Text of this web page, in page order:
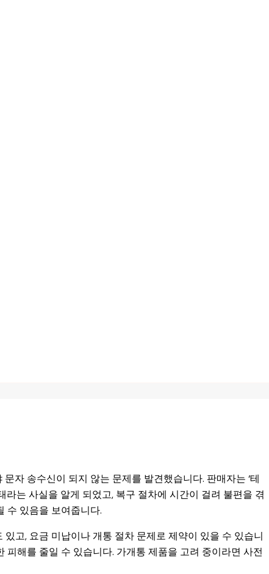
자 송수신이 되지 않는 문제를 발견했습니다. 판매자는 ‘테
는 사실을 알게 되었고, 복구 절차에 시간이 걸려 불편을 겪
수 있음을 보여줍니다.
고, 요금 미납이나 개통 절차 문제로 제약이 있을 수 있습니
해를 줄일 수 있습니다. 가개통 제품을 고려 중이라면 사전